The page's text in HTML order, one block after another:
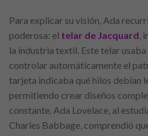
Para explicar su visión, Ada
poderosa: el telar de Jacquard,
la industria textil. Este telar
controlar automáticamente el
tarjeta indicaba qué hilos debían
permitiendo crear diseños
constante. Ada Lovelace, al
Charles Babbage, comprendió